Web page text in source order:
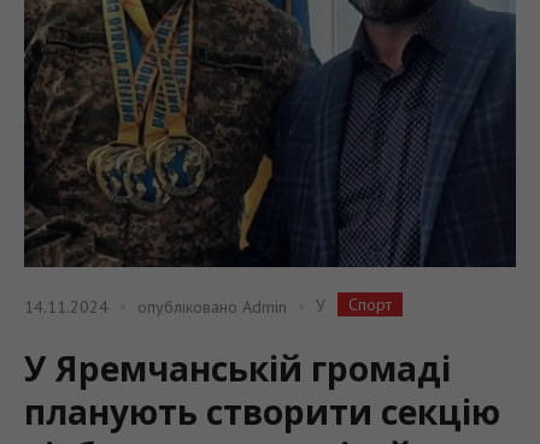
14.11.2024 опубліковано Admin У Спорт
У Яремчанській громаді
планують створити секцію